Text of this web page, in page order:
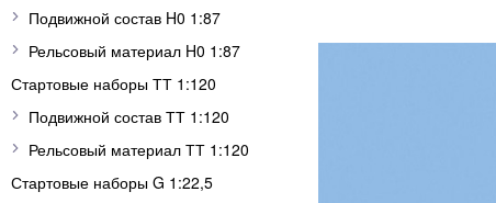
Подвижной состав H0 1:87
Рельсовый материал H0 1:87
Стартовые наборы ТТ 1:120
Подвижной состав ТТ 1:120
Рельсовый материал ТТ 1:120
Стартовые наборы G 1:22,5